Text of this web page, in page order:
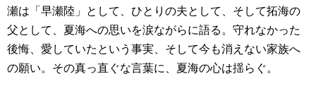
瀬は「早瀬陸」として、ひとりの夫として、そして拓海の
父として、夏海への思いを涙ながらに語る。守れなかった
後悔、愛していたという事実、そして今も消えない家族へ
の願い。その真っ直ぐな言葉に、夏海の心は揺らぐ。